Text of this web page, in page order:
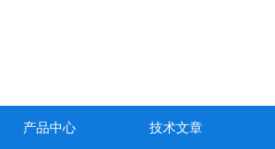
产品中心 技术文章